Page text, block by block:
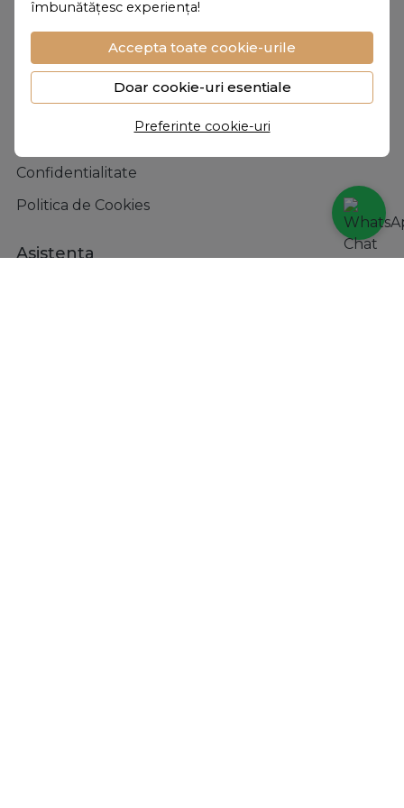
îmbunătățesc experiența!
Accepta toate cookie-urile
Doar cookie-uri esentiale
Preferinte cookie-uri
Despre noi
Personalizare
Despre noi
Vanilla Club
Confidentialitate
Politica de Cookies
Asistenta